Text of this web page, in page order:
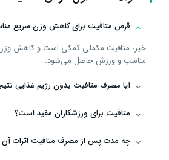
قرص متافیت برای کاهش وزن سریع
خیر، متافیت مکملی کمکی است و کاهش وزن
مناسب و ورزش حاصل می‌شود.
آیا مصرف متافیت بدون رژیم غذایی
متافیت برای ورزشکاران مفید است؟
چه مدت پس از مصرف متافیت اثرات